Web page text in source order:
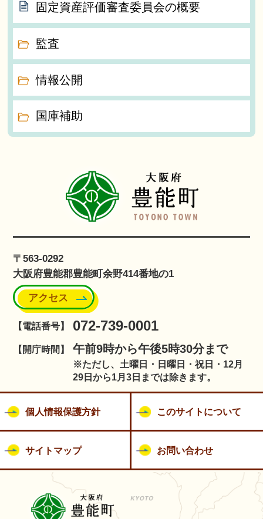
固定資産評価審査委員会の概要
監査
情報公開
国庫補助
〒563-0292
大阪府豊能郡豊能町余野414番地の1
アクセス
【電話番号】 072-739-0001
【開庁時間】 午前9時から午後5時30分まで
※ただし、土曜日・日曜日・祝日・12月
29日から1月3日までは除きます。
個人情報保護方針 このサイトについて
サイトマップ お問い合わせ